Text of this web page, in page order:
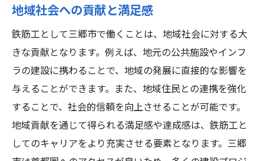
地域社会への貢献と満足感
鉄筋工として三郷市で働くことは、地域社会に対する大
きな貢献となります。例えば、地元の公共施設やインフ
ラの建設に携わることで、地域の発展に直接的な影響を
与えることができます。また、地域住民との連携を強化
することで、社会的信頼を向上させることが可能です。
地域貢献を通じて得られる満足感や達成感は、鉄筋工と
してのキャリアをより充実させる要素となります。三郷